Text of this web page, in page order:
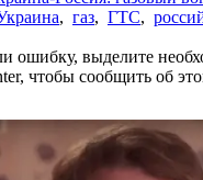
, газ, ГТС,
ошибку, выделите
чтобы сообщить об